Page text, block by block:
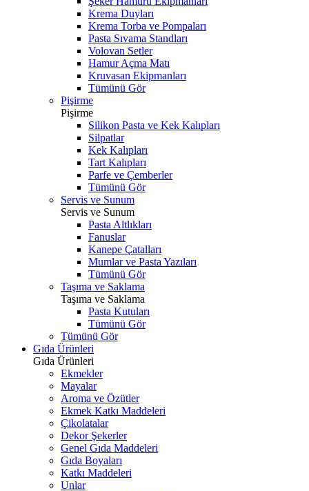
Krema Duyları
Krema Torba ve Pompaları
Pasta Sıvama Standları
Volovan Setler
Hamur Açma Matı
Kruvasan Ekipmanları
Tümünü Gör
Pişirme
Pişirme
Silikon Pasta ve Kek Kalıpları
Silpatlar
Kek Kalıpları
Tart Kalıpları
Parfe ve Çemberler
Tümünü Gör
Servis ve Sunum
Servis ve Sunum
Pasta Altlıkları
Fanuslar
Kanepe Çatalları
Mumlar ve Pasta Yazıları
Tümünü Gör
Taşıma ve Saklama
Taşıma ve Saklama
Pasta Kutuları
Tümünü Gör
Tümünü Gör
Gıda Ürünleri
Gıda Ürünleri
Ekmekler
Mayalar
Aroma ve Özütler
Ekmek Katkı Maddeleri
Çikolatalar
Dekor Şekerler
Genel Gıda Maddeleri
Gıda Boyaları
Katkı Maddeleri
Unlar